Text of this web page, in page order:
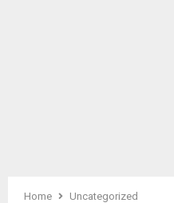
Home
Uncategorized